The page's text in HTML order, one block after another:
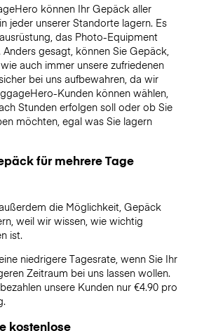
können Ihr Gepäck aller
jeder unserer Standorte lagern. Es
das Photo-Equipment
gesagt, können Sie Gepäck,
auch immer unsere zufriedenen
bei uns aufbewahren, da wir
Kunden können wählen,
Stunden erfolgen soll oder ob Sie
möchten, egal was Sie lagern
für mehrere Tage
die Möglichkeit, Gepäck
weil wir wissen, wie wichtig
ist.
niedrigere Tagesrate, wenn Sie Ihr
Zeitraum bei uns lassen wollen.
unsere Kunden nur €4.90 pro
kostenlose